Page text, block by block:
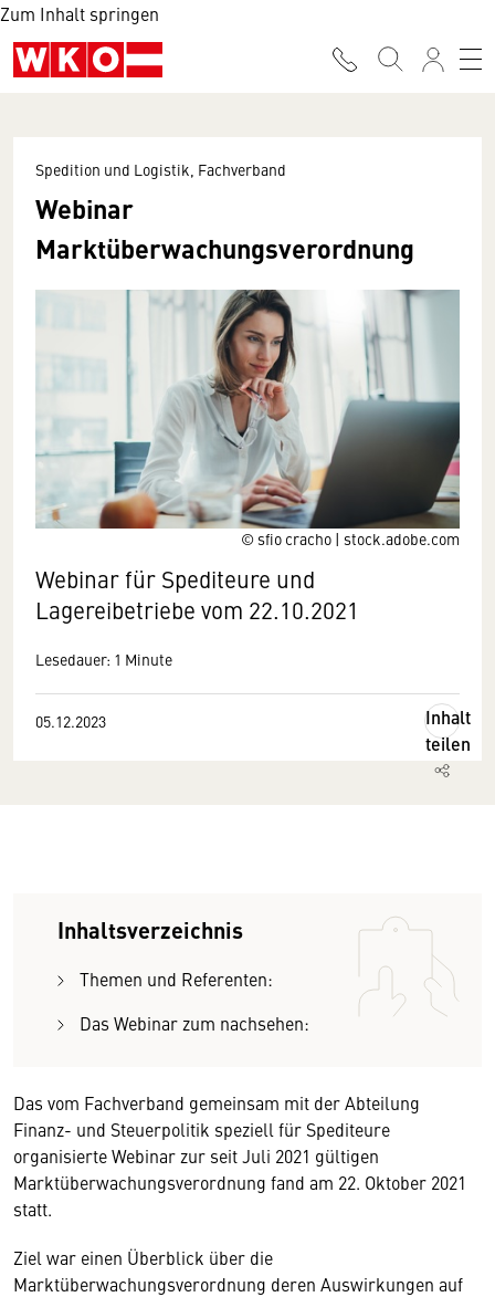
Zum Inhalt springen
© sfio cracho | stock.adobe.com
Spedition und Logistik, Fachverband
Webinar
Marktüberwachungsverordnung
Webinar für Spediteure und
Lagereibetriebe vom 22.10.2021
Lesedauer: 1 Minute
05.12.2023
Inhalt
teilen
Inhaltsverzeichnis
Themen und Referenten:
Das Webinar zum nachsehen:
Das vom Fachverband gemeinsam mit der Abteilung
Finanz- und Steuerpolitik speziell für Spediteure
organisierte Webinar zur seit Juli 2021 gültigen
Marktüberwachungsverordnung fand am 22. Oktober 2021
statt.
Ziel war einen Überblick über die
Marktüberwachungsverordnung deren Auswirkungen auf